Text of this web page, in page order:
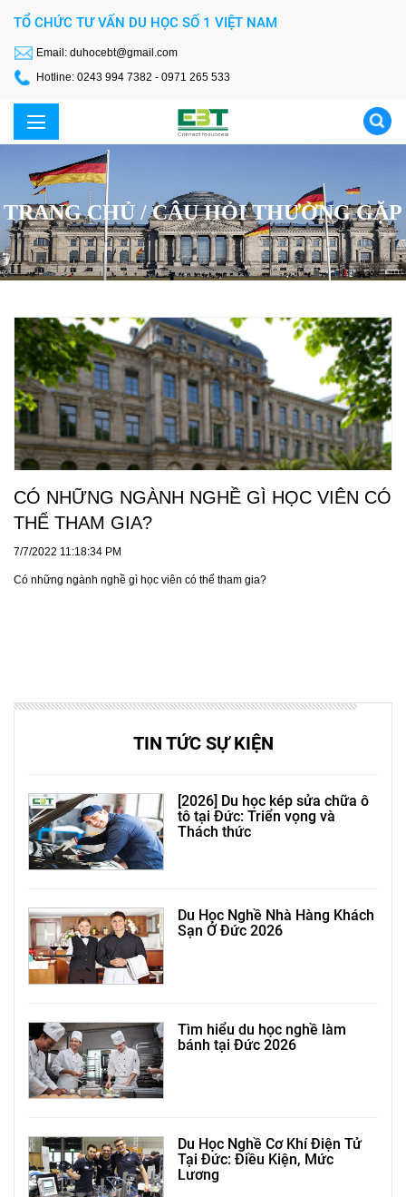
TỔ CHỨC TƯ VẤN DU HỌC SỐ 1 VIỆT NAM
Email: duhocebt@gmail.com
Hotline: 0243 994 7382 - 0971 265 533
TRANG CHỦ / CÂU HỎI THƯỜNG GẶP
CÓ NHỮNG NGÀNH NGHỀ GÌ HỌC VIÊN CÓ
THỂ THAM GIA?
7/7/2022 11:18:34 PM
Có những ngành nghề gì học viên có thể tham gia?
TIN TỨC SỰ KIỆN
[2026] Du học kép sửa chữa ô
tô tại Đức: Triển vọng và
Thách thức
Du Học Nghề Nhà Hàng Khách
Sạn Ở Đức 2026
Tìm hiểu du học nghề làm
bánh tại Đức 2026
Du Học Nghề Cơ Khí Điện Tử
Tại Đức: Điều Kiện, Mức
Lương